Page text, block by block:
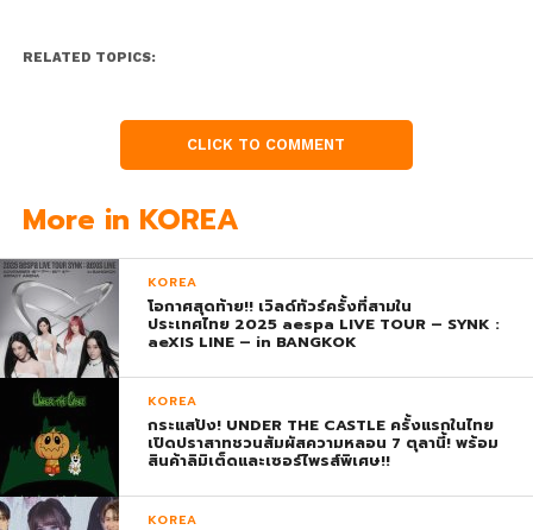
RELATED TOPICS:
CLICK TO COMMENT
More in KOREA
KOREA
โอกาศสุดท้าย!! เวิลด์ทัวร์ครั้งที่สามใน
ประเทศไทย 2025 aespa LIVE TOUR – SYNK :
aeXIS LINE – in BANGKOK
KOREA
กระแสปัง! UNDER THE CASTLE ครั้งแรกในไทย
เปิดปราสาทชวนสัมผัสความหลอน 7 ตุลานี้! พร้อม
สินค้าลิมิเต็ดและเซอร์ไพรส์พิเศษ!!
KOREA